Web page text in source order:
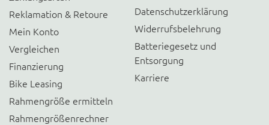
Reklamation & Retoure
Mein Konto
Vergleichen
Finanzierung
Bike Leasing
Rahmengröße ermitteln
Rahmengrößenrechner
Datenschutzerklärung
Widerrufsbelehrung
Batteriegesetz und
Entsorgung
Karriere